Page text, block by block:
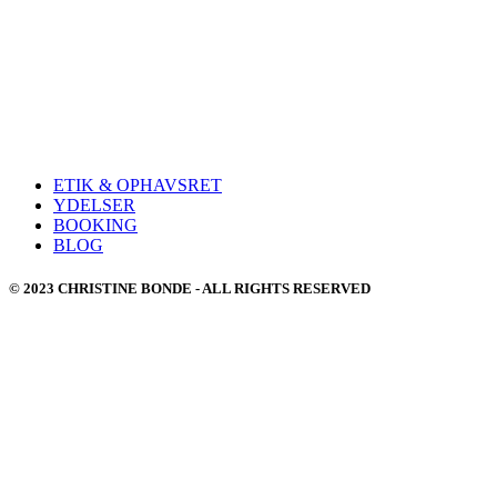
ETIK & OPHAVSRET
YDELSER
BOOKING
BLOG
© 2023 CHRISTINE BONDE - ALL RIGHTS RESERVED